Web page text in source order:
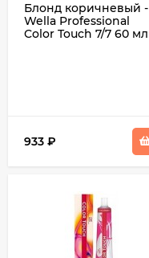
Блонд коричневый -
Wella Professional
Color Touch 7/7 60 мл
933 ₽